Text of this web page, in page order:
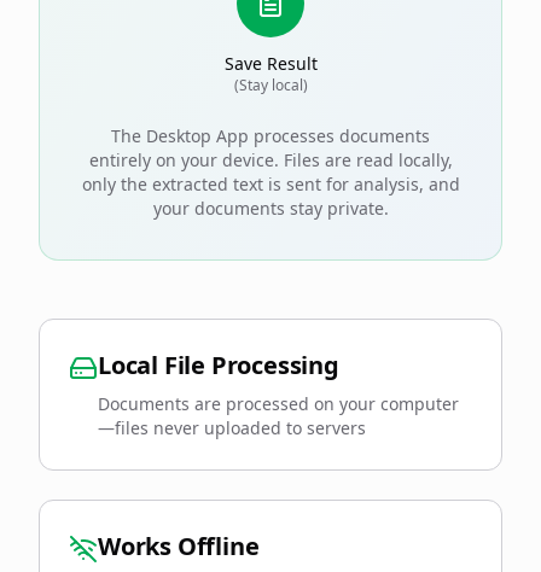
Save Result
(Stay local)
The Desktop App processes documents
entirely on your device. Files are read locally,
only the extracted text is sent for analysis, and
your documents stay private.
Local File Processing
Documents are processed on your computer
—files never uploaded to servers
Works Offline